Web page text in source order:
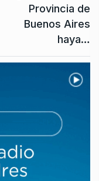
Provincia de
Buenos Aires
haya…